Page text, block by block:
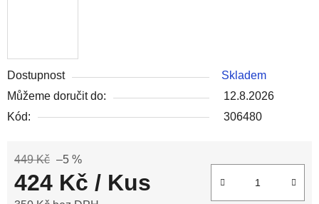
Dostupnost
Skladem
Můžeme doručit do:
12.8.2026
Kód:
306480
449 Kč –5 %
424 Kč / Kus